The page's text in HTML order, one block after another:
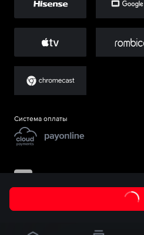
Система оплаты